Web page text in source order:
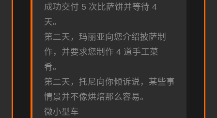
成功交付 5 次比萨饼并等待 4
天。
第二天，玛丽亚向您介绍披萨制
作，并要求您制作 4 道手工菜
肴。
第二天，托尼向你倾诉说，某些事
情景并不像烘焙那么容易。
微小型车